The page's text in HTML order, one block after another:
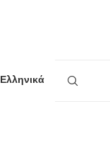
Ελληνικά